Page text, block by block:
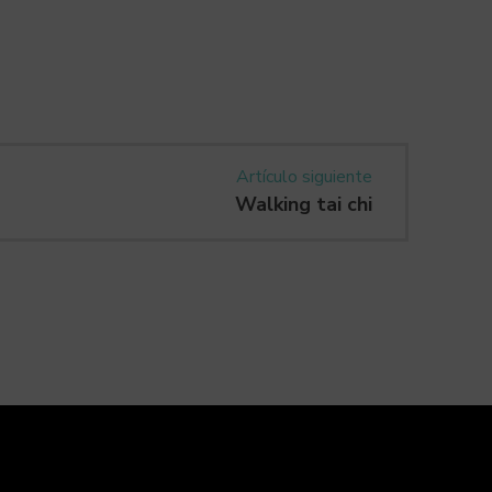
Artículo siguiente
Walking tai chi